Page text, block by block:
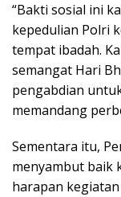
“Bakti sosial ini
kepedulian Polri
tempat ibadah.
semangat Hari
pengabdian
memandang
Sementara itu,
menyambut baik
harapan